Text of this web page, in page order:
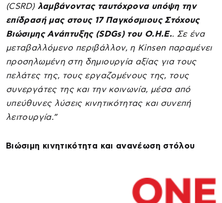
(CSRD) λαμβάνοντας ταυτόχρονα υπόψη την
επίδρασή μας στους 17 Παγκόσμιους Στόχους
Βιώσιμης Ανάπτυξης (SDGs) του Ο.Η.Ε.. Σε ένα
μεταβαλλόμενο περιβάλλον, η Kinsen παραμένει
προσηλωμένη στη δημιουργία αξίας για τους
πελάτες της, τους εργαζομένους της, τους
συνεργάτες της και την κοινωνία, μέσα από
υπεύθυνες λύσεις κινητικότητας και συνεπή
λειτουργία.”
Βιώσιμη κινητικότητα και ανανέωση στόλου